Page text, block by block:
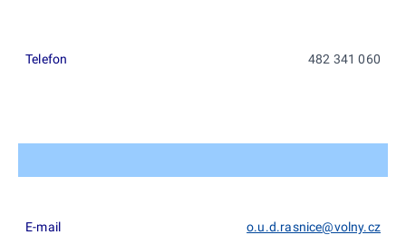
Telefon 482 341 060
E-mail o.u.d.rasnice@volny.cz